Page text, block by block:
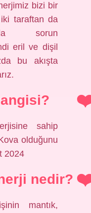
bizi bir
taraftan da
sorun
eril ve dişil
bu akışta
sahip
olduğunu
2024
nedir?
mantık,